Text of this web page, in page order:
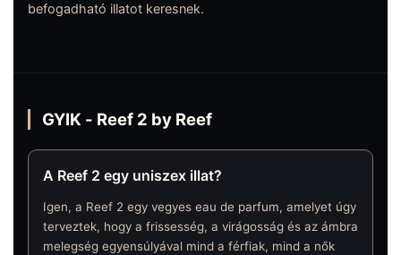
befogadható illatot keresnek.
GYIK - Reef 2 by Reef
A Reef 2 egy uniszex illat?
Igen, a Reef 2 egy vegyes eau de parfum, amelyet úgy
terveztek, hogy a frissesség, a virágosság és az ámbra
melegség egyensúlyával mind a férfiak, mind a nők